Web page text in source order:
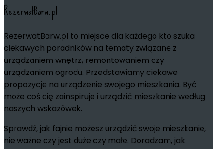
RezerwatBarw.pl
RezerwatBarw.pl to miejsce dla każdego kto szuka
ciekawych poradników na tematy związane z
urządzaniem wnętrz, remontowaniem czy
urządzaniem ogrodu. Przedstawiamy ciekawe
propozycje na urządzenie swojego mieszkania. Być
może coś cię zainspiruje i urządzić mieszkanie według
naszych wskazówek.
Sprawdź, jak fajnie możesz urządzić swoje mieszkanie,
nie ważne czy jest duże czy małe. Doradzam, jak